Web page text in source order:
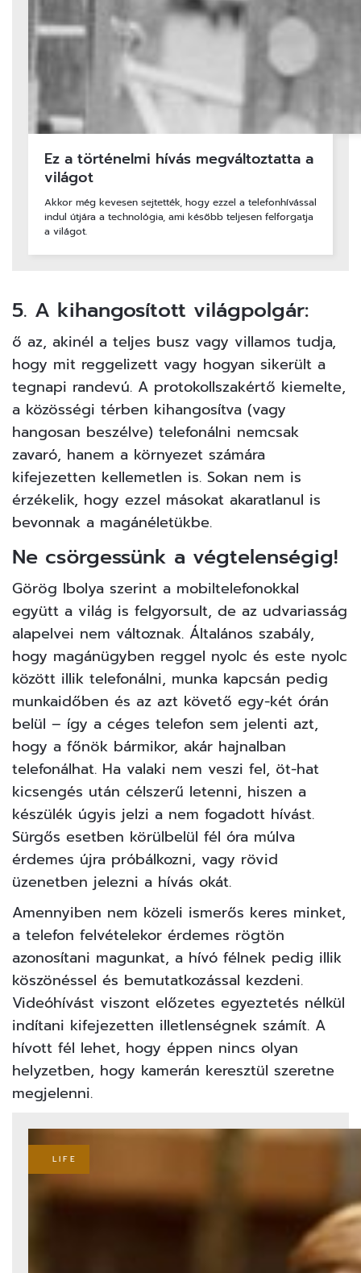
Ez a történelmi hívás megváltoztatta a
világot
Akkor még kevesen sejtették, hogy ezzel a telefonhívással
indul útjára a technológia, ami később teljesen felforgatja
a világot.
5. A kihangosított világpolgár:
ő az, akinél a teljes busz vagy villamos tudja,
hogy mit reggelizett vagy hogyan sikerült a
tegnapi randevú. A protokollszakértő kiemelte,
a közösségi térben kihangosítva (vagy
hangosan beszélve) telefonálni nemcsak
zavaró, hanem a környezet számára
kifejezetten kellemetlen is. Sokan nem is
érzékelik, hogy ezzel másokat akaratlanul is
bevonnak a magánéletükbe.
Ne csörgessünk a végtelenségig!
Görög Ibolya szerint a mobiltelefonokkal
együtt a világ is felgyorsult, de az udvariasság
alapelvei nem változnak. Általános szabály,
hogy magánügyben reggel nyolc és este nyolc
között illik telefonálni, munka kapcsán pedig
munkaidőben és az azt követő egy-két órán
belül – így a céges telefon sem jelenti azt,
hogy a főnök bármikor, akár hajnalban
telefonálhat. Ha valaki nem veszi fel, öt-hat
kicsengés után célszerű letenni, hiszen a
készülék úgyis jelzi a nem fogadott hívást.
Sürgős esetben körülbelül fél óra múlva
érdemes újra próbálkozni, vagy rövid
üzenetben jelezni a hívás okát.
Amennyiben nem közeli ismerős keres minket,
a telefon felvételekor érdemes rögtön
azonosítani magunkat, a hívó félnek pedig illik
köszönéssel és bemutatkozással kezdeni.
Videóhívást viszont előzetes egyeztetés nélkül
indítani kifejezetten illetlenségnek számít. A
hívott fél lehet, hogy éppen nincs olyan
helyzetben, hogy kamerán keresztül szeretne
megjelenni.
LIFE